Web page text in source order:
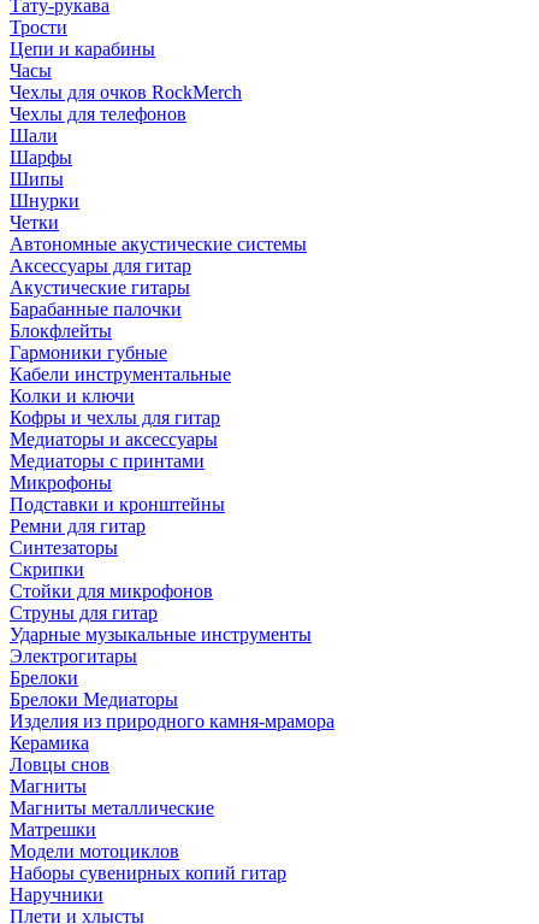
Тату-рукава
Трости
Цепи и карабины
Часы
Чехлы для очков RockMerch
Чехлы для телефонов
Шали
Шарфы
Шипы
Шнурки
Четки
Автономные акустические системы
Аксессуары для гитар
Акустические гитары
Барабанные палочки
Блокфлейты
Гармоники губные
Кабели инструментальные
Колки и ключи
Кофры и чехлы для гитар
Медиаторы и аксессуары
Медиаторы с принтами
Микрофоны
Подставки и кронштейны
Ремни для гитар
Синтезаторы
Скрипки
Стойки для микрофонов
Струны для гитар
Ударные музыкальные инструменты
Электрогитары
Брелоки
Брелоки Медиаторы
Изделия из природного камня-мрамора
Керамика
Ловцы снов
Магниты
Магниты металлические
Матрешки
Модели мотоциклов
Наборы сувенирных копий гитар
Наручники
Плети и хлысты